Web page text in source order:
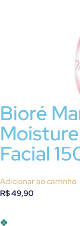
Bioré
Facial
Adicionar ao carrinho
R$49,90